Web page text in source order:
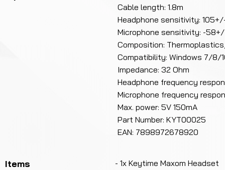
Cable length: 1.8m
Headphone sensitivity:
Microphone sensitivity: -
Composition:
Compatibility: Windows 7/8/
Impedance: 32 Ohm
Headphone frequency
Microphone frequency
Max. power: 5V 150mA
Part Number: KYT00025
EAN: 7898972678920
Items
- 1x Keytime Maxom Headset